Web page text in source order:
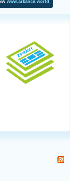
www.arkance.world